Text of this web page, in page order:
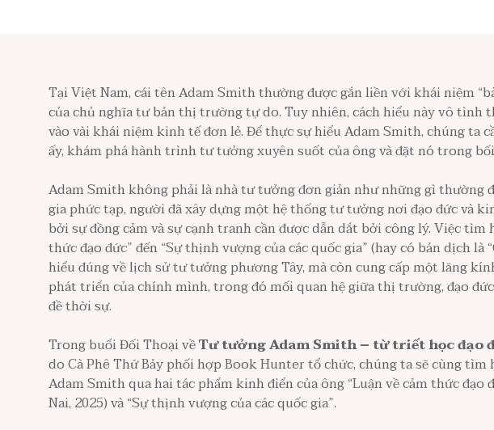
Tại Việt Nam, cái tên Adam Smith thường được gắn liền với khái niệm
của chủ nghĩa tư bản thị trường tự do. Tuy nhiên, cách hiểu này vô
vào vài khái niệm kinh tế đơn lẻ. Để thực sự hiểu Adam Smith, chúng ta
ấy, khám phá hành trình tư tưởng xuyên suốt của ông và đặt nó trong
Adam Smith không phải là nhà tư tưởng đơn giản như những gì thường
gia phức tạp, người đã xây dựng một hệ thống tư tưởng nơi đạo đức và
bởi sự đồng cảm và sự cạnh tranh cần được dẫn dắt bởi công lý. Việc
thức đạo đức” đến “Sự thịnh vượng của các quốc gia” (hay có bản dịch
hiểu đúng về lịch sử tư tưởng phương Tây, mà còn cung cấp một lăng
phát triển của chính mình, trong đó mối quan hệ giữa thị trường, đạo
đề thời sự.
Trong buổi Đối Thoại vềTư tưởng Adam Smith – từ triết học đạo
do Cà Phê Thứ Bảy phối hợp Book Hunter tổ chức, chúng ta sẽ cùng
Adam Smith qua hai tác phẩm kinh điển của ông “Luận về cảm thức
Nai, 2025) và “Sự thịnh vượng của các quốc gia”.